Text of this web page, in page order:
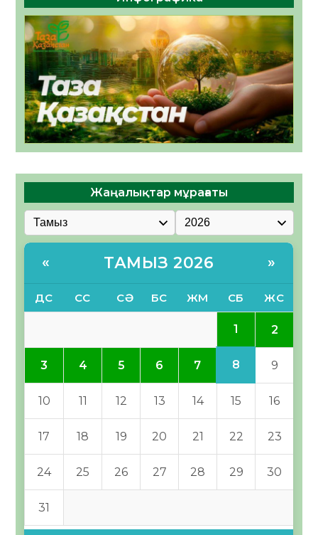
Жаңалықтар мұрағаты
« ТАМЫЗ 2026 »
ДС СС СӘ БС ЖМ СБ ЖС
1 2
3 4 5 6 7 8 9
10 11 12 13 14 15 16
17 18 19 20 21 22 23
24 25 26 27 28 29 30
31